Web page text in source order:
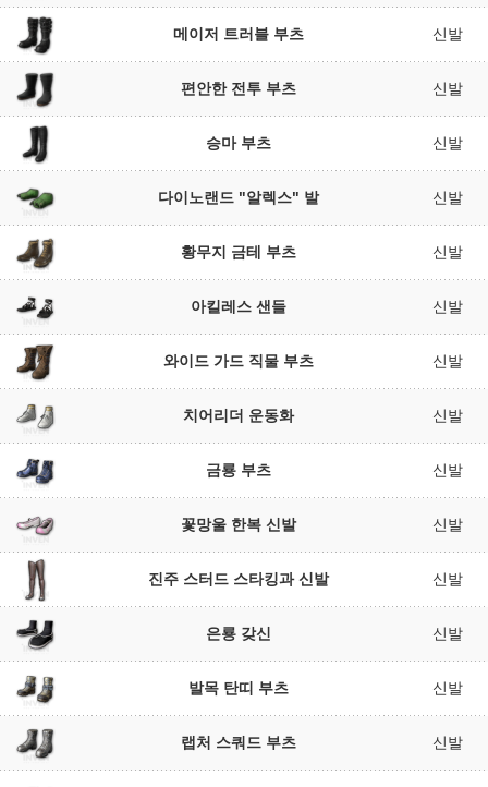
메이저 트러블 부츠 신발
편안한 전투 부츠 신발
승마 부츠 신발
다이노랜드 "알렉스" 발 신발
황무지 금테 부츠 신발
아킬레스 샌들 신발
와이드 가드 직물 부츠 신발
치어리더 운동화 신발
금룡 부츠 신발
꽃망울 한복 신발 신발
진주 스터드 스타킹과 신발 신발
은룡 갖신 신발
발목 탄띠 부츠 신발
랩처 스쿼드 부츠 신발